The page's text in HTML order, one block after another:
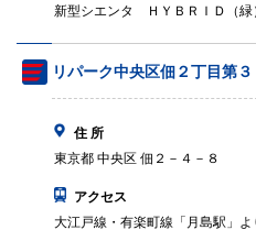
新型シエンタ ＨＹＢＲＩＤ（緑
リパーク中央区佃２丁目第３
住 所
東京都 中央区 佃２－４－８
アクセス
大江戸線・有楽町線「月島駅」